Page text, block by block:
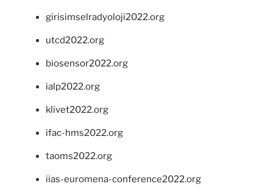
girisimselradyoloji2022.org
utcd2022.org
biosensor2022.org
ialp2022.org
klivet2022.org
ifac-hms2022.org
taoms2022.org
iias-euromena-conference2022.org